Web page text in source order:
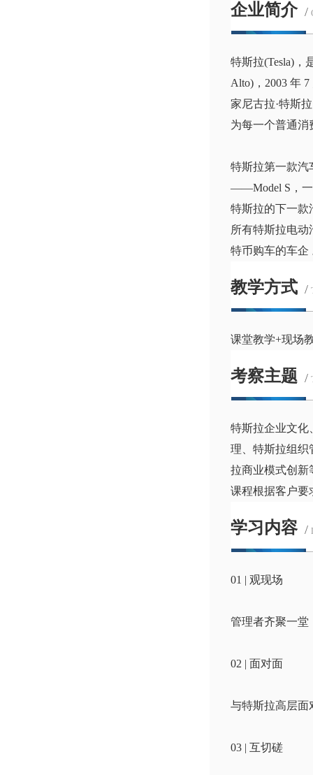
企业简介 /
特斯拉(Tesla)，
Alto)，2003 年
家尼古拉·特斯
为每一个普通消
特斯拉第一款汽
——Model S，一
特斯拉的下一款
所有特斯拉电动
特币购车的车企
教学方式 /
课堂教学+现场
考察主题 /
特斯拉企业文化
理、特斯拉组织
拉商业模式创新
课程根据客户要
学习内容 /
01 | 观现场
管理者齐聚一堂
02 | 面对面
与特斯拉高层面
03 | 互切磋